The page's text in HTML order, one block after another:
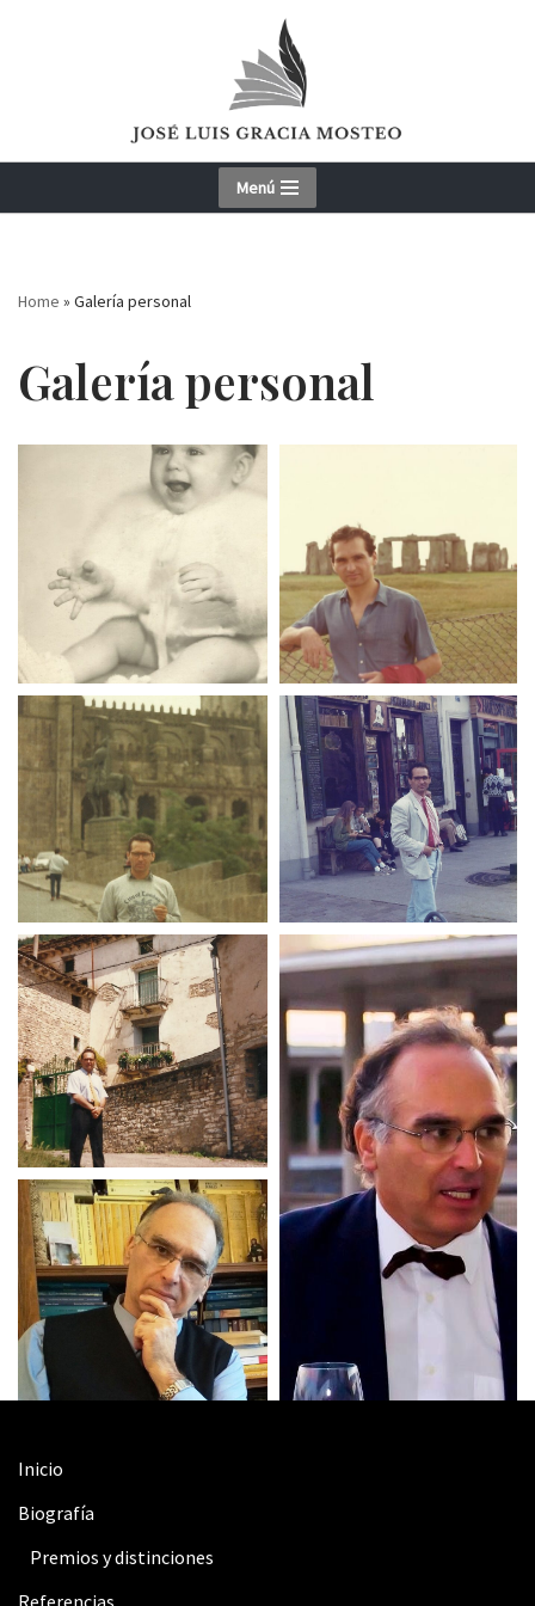
Menú
Home » Galería personal
Galería personal
Inicio
Biografía
Premios y distinciones
Referencias